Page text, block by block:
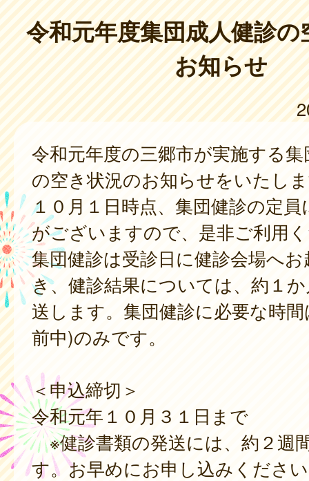
令和元年度集団成人健診
お知らせ
令和元年度の三郷市が実施する
の空き状況のお知らせをいたし
１０月１日時点、集団健診の定
がございますので、是非ご利用
集団健診は受診日に健診会場へ
き、健診結果については、約１
送します。集団健診に必要な時
前中)のみです。
＜申込締切＞
令和元年１０月３１日まで
※健診書類の発送には、約２週
す。お早めにお申し込みくださ